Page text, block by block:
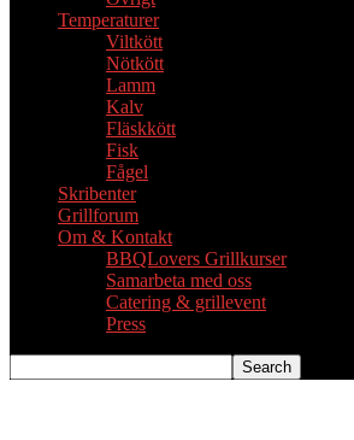
Temperaturer
Viltkött
Nötkött
Lamm
Kalv
Fläskkött
Fisk
Fågel
Skribenter
Grillforum
Om & Kontakt
BBQLovers Grillkurser
Samarbeta med oss
Catering & grillevent
Press